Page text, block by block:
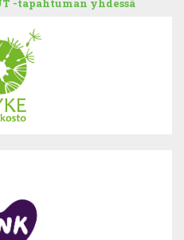
-tapahtuman yhdessä